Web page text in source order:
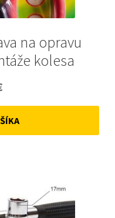
na opravu
kolesa
price
is: